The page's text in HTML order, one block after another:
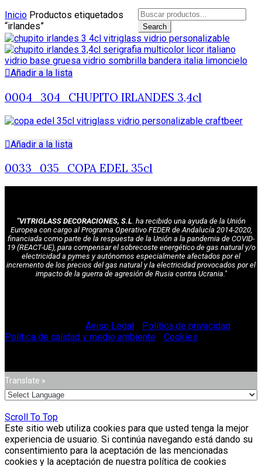
Inicio Productos etiquetados
“irlandes”
Search
for:
Search
Añadir a la lista
0004_304_CHUPITO IRLANDES 3,4cl
Añadir a la lista
0033_035_COPA EDEL 35cl
"VITRIGLASS DECORACIONES, S.L. ha recibido una ayuda de la Unión
Europea con cargo al Programa Operativo FEDER de Andalucía 2014-2020,
financiada como parte de la respuesta de la Unión a la pandemia de COVID-
19 (REACT-UE), para compensar el sobrecoste energético de gas natural y/o
electricidad a pymes y autónomos especialmente afectados por el
incremento de los precios del gas natural y la electricidad provocados por el
impacto de la guerra de agresión de Rusia contra Ucrania."
Aviso Legal Política de privacidad
Política de calidad y medio ambiente
Cookies
Translate »
Scroll To Top
Este sitio web utiliza cookies para que usted tenga la mejor
experiencia de usuario. Si continúa navegando está dando su
consentimiento para la aceptación de las mencionadas
cookies y la aceptación de nuestra política de cookies